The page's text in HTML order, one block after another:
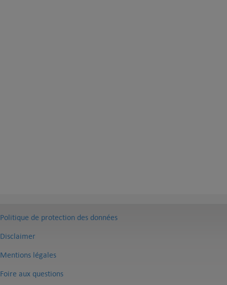
Politique de protection des données
Disclaimer
Mentions légales
Foire aux questions